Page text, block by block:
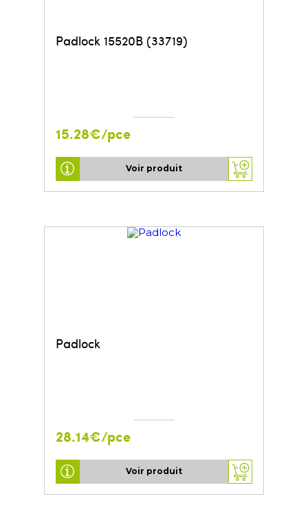
Padlock 15520B (33719)
15.28€/pce
Voir produit
Padlock
28.14€/pce
Voir produit